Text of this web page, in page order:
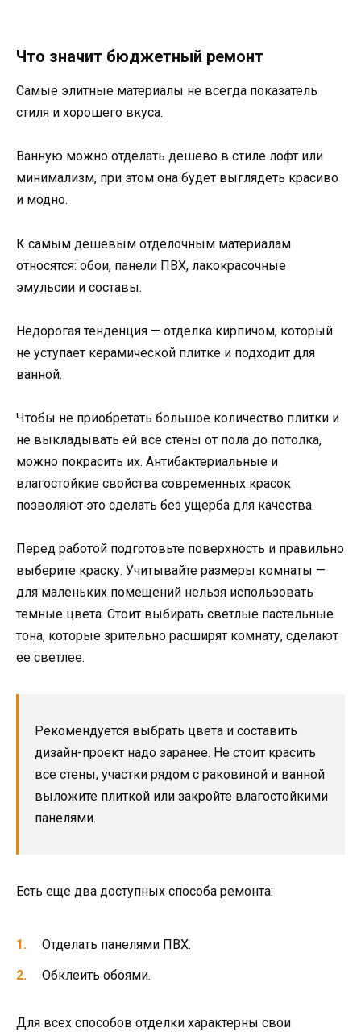
Что значит бюджетный ремонт
Самые элитные материалы не всегда показатель
стиля и хорошего вкуса.
Ванную можно отделать дешево в стиле лофт или
минимализм, при этом она будет выглядеть красиво
и модно.
К самым дешевым отделочным материалам
относятся: обои, панели ПВХ, лакокрасочные
эмульсии и составы.
Недорогая тенденция — отделка кирпичом, который
не уступает керамической плитке и подходит для
ванной.
Чтобы не приобретать большое количество плитки и
не выкладывать ей все стены от пола до потолка,
можно покрасить их. Антибактериальные и
влагостойкие свойства современных красок
позволяют это сделать без ущерба для качества.
Перед работой подготовьте поверхность и правильно
выберите краску. Учитывайте размеры комнаты —
для маленьких помещений нельзя использовать
темные цвета. Стоит выбирать светлые пастельные
тона, которые зрительно расширят комнату, сделают
ее светлее.
Рекомендуется выбрать цвета и составить
дизайн-проект надо заранее. Не стоит красить
все стены, участки рядом с раковиной и ванной
выложите плиткой или закройте влагостойкими
панелями.
Есть еще два доступных способа ремонта:
Отделать панелями ПВХ.
Обклеить обоями.
Для всех способов отделки характерны свои